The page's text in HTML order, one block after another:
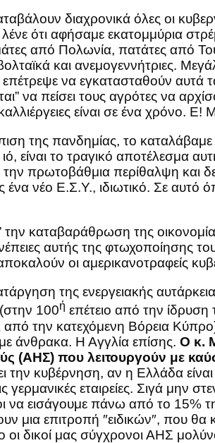
διαχρονικά όλες οι
ότι αφήσαμε εκατομμύρια
από Πολωνία, πατάτες από
και ανεμογεννήτριες.
να εγκατασταθούν αυτά
να πείσει τους αγρότες να
είναι σε ένα χρόνο. Ε!
της πανδημίας, το καταλάβαμε
είναι το τραγικό αποτέλεσμα
πρωτοβάθμια περίθαλψη και
νέο Ε.Σ.Υ., ιδιωτικό. Σε αυτό
την καταβαράθρωση της
αυτής της φτωχοποίησης
οι αμερικανοτραφείς
της ενεργειακής
100ή επέτειο από την ίδρυση
την κατεχόμενη Βόρεια
άνθρακα. Η Αγγλία επίσης. Ο κ.
(ΑΗΣ) που λειτουργούν με
κυβέρνηση, αν η Ελλάδα
εταιρείες. Σιγά μην
να εισάγουμε πάνω από το 15%
επιτροπή ″ειδικών″, που θα
δικοί μας σύγχρονοι ΑΗΣ